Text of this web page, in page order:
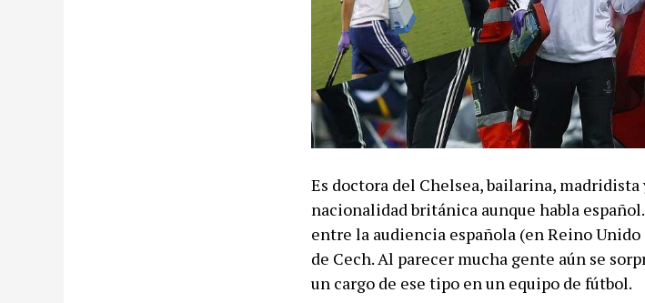
Es doctora del Chelsea, bailarina,
nacionalidad británica aunque habla
entre la audiencia española (en Reino
de Cech. Al parecer mucha gente aún se
un cargo de ese tipo en un equipo de fútbol.